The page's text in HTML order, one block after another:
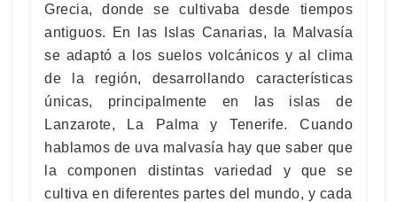
Grecia, donde se cultivaba desde tiempos
antiguos. En las Islas Canarias, la Malvasía
se adaptó a los suelos volcánicos y al clima
de la región, desarrollando características
únicas, principalmente en las islas de
Lanzarote, La Palma y Tenerife. Cuando
hablamos de uva malvasía hay que saber que
la componen distintas variedad y que se
cultiva en diferentes partes del mundo, y cada